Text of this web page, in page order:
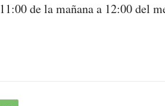
de la mañana a 12:00 del